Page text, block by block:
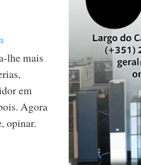
lhe mais
em
Agora
opinar.